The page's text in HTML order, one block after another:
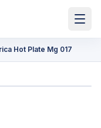
Hot Plate Mg 017